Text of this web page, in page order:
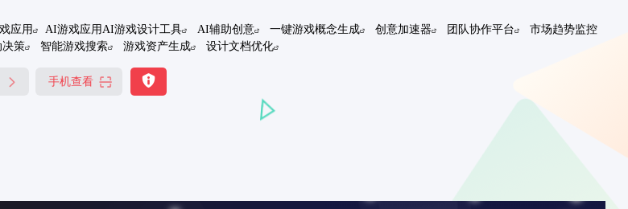
应用 AI游戏应用AI游戏设计工具 AI辅助创意 一键游戏概念生成 创意加速器 团队协作平台
市场趋势监控
决策
智能游戏搜索 游戏资产生成 设计文档优化
手机查看